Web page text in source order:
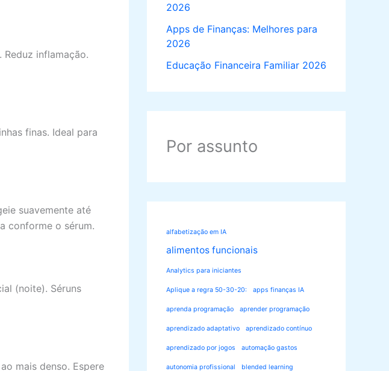
inflamação.
finas. Ideal para
suavemente até
conforme o sérum.
(noite). Séruns
mais denso. Espere
2026
Apps de Finanças: Melhores para
2026
Educação Financeira Familiar 2026
Por assunto
alfabetização em IA
alimentos funcionais
Analytics para iniciantes
Aplique a regra 50-30-20: apps finanças IA
aprenda programação aprender programação
aprendizado adaptativo aprendizado contínuo
aprendizado por jogos automação gastos
autonomia profissional blended learning